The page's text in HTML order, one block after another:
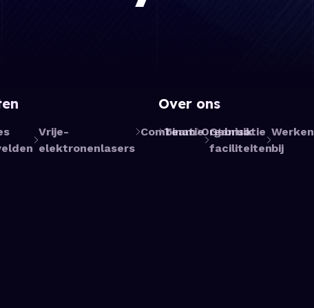
Vrije-
elektronenlasers
Combinatie Gebruik
faciliteiten
Over ons
Team Organisatie Werken
bij